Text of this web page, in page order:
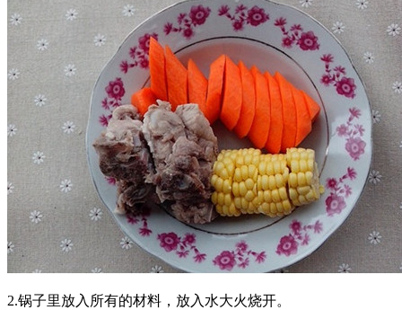
2.锅子里放入所有的材料，放入水大火烧开。